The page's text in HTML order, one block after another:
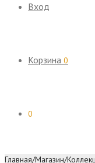
Вход
Корзина 0
0
Главная/Магазин/